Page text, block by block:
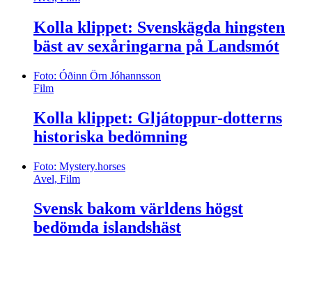
Kolla klippet: Svenskägda hingsten
bäst av sexåringarna på Landsmót
Foto: Óðinn Örn Jóhannsson
Film
Kolla klippet: Gljátoppur-dotterns
historiska bedömning
Foto: Mystery.horses
Avel, Film
Svensk bakom världens högst
bedömda islandshäst